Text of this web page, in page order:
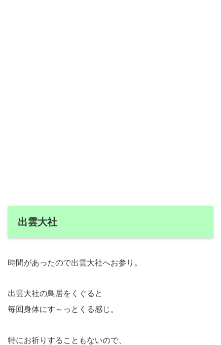
出雲大社
時間があったので出雲大社へお参り。
出雲大社の鳥居をくぐると
毎回身体にす～っとくる感じ。
特にお祈りすることもないので、